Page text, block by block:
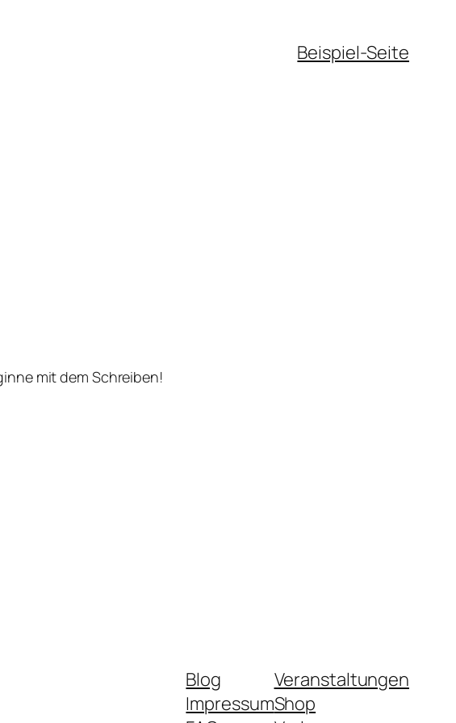
Beispiel-Seite
mit dem Schreiben!
Blog
Impressum
Veranstaltungen
Shop